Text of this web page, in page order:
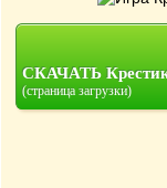
СКАЧАТЬ
(страница загрузки)